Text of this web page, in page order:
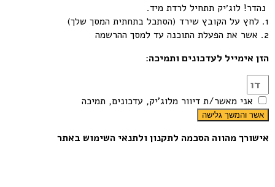
נהדר! לוג׳יק תתחיל לרדת מיד.
1. לחץ על הקובץ שירד (הסתכל בתחתית המסך שלך)
2. אשר את הפעלת התוכנה עד למסך ההרשמה
הזן אימייל לעדכונים ותמיכה:
אני מאשר/ת דיוור מלוג'יק, עדכונים, תמיכה
אשר והמשך גלישה
אישורך מהווה הסכמה לתקנון ולתנאי השימוש באתר